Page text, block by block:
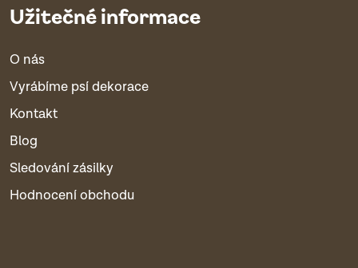
Užitečné informace
O nás
Vyrábíme psí dekorace
Kontakt
Blog
Sledování zásilky
Hodnocení obchodu